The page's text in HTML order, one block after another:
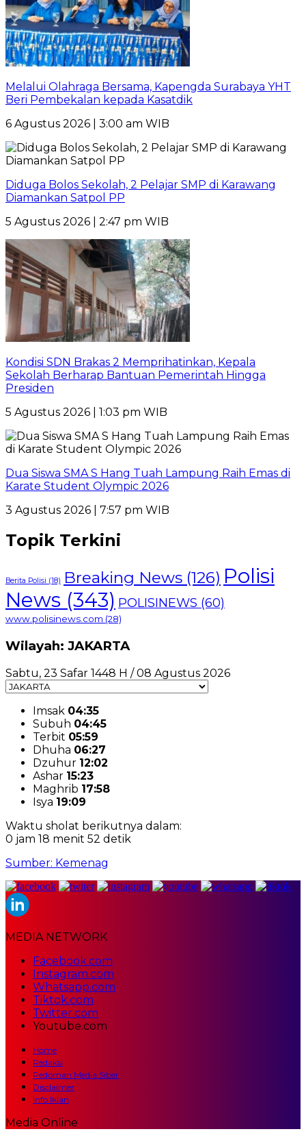
Melalui Olahraga Bersama, Kapengda Surabaya YHT
Beri Pembekalan kepada Kasatdik
6 Agustus 2026 | 3:00 am WIB
Diduga Bolos Sekolah, 2 Pelajar SMP di Karawang
Diamankan Satpol PP
5 Agustus 2026 | 2:47 pm WIB
Kondisi SDN Brakas 2 Memprihatinkan, Kepala
Sekolah Berharap Bantuan Pemerintah Hingga
Presiden
5 Agustus 2026 | 1:03 pm WIB
Dua Siswa SMA S Hang Tuah Lampung Raih Emas di
Karate Student Olympic 2026
3 Agustus 2026 | 7:57 pm WIB
Topik Terkini
Berita Polisi (18) Breaking News (126) Polisi
News (343) POLISINEWS (60)
www.polisinews.com (28)
Wilayah: JAKARTA
Sabtu, 23 Safar 1448 H / 08 Agustus 2026
Imsak 04:35
Subuh 04:45
Terbit 05:59
Dhuha 06:27
Dzuhur 12:02
Ashar 15:23
Maghrib 17:58
Isya 19:09
Waktu sholat berikutnya dalam:
0 jam 18 menit 51 detik
Sumber: Kemenag
MEDIA NETWORK
Facebook.com
Instagram.com
Whatsapp.com
Tiktok.com
Twitter.com
Youtube.com
Home
Redaksi
Pedoman Media Siber
Disclaimer
Info Iklan
Media Online